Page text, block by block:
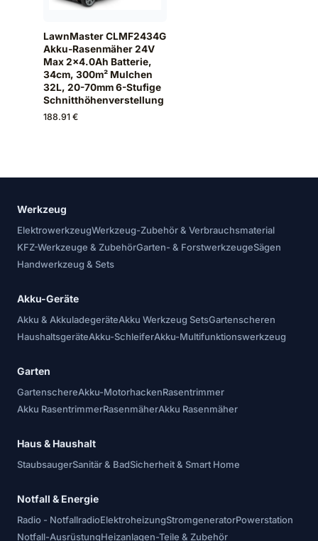
LawnMaster CLMF2434G
Akku-Rasenmäher 24V
Max 2x4.0Ah Batterie,
34cm, 300m² Mulchen
32L, 20-70mm 6-Stufige
Schnitthöhenverstellung
188.91 €
Werkzeug
ElektrowerkzeugWerkzeug-Zubehör & Verbrauchsmaterial
KFZ-Werkzeuge & ZubehörGarten- & ForstwerkzeugeSägen
Handwerkzeug & Sets
Akku-Geräte
Akku & AkkuladegeräteAkku Werkzeug SetsGartenscheren
HaushaltsgeräteAkku-SchleiferAkku-Multifunktionswerkzeug
Garten
GartenschereAkku-MotorhackenRasentrimmer
Akku RasentrimmerRasenmäherAkku Rasenmäher
Haus & Haushalt
StaubsaugerSanitär & BadSicherheit & Smart Home
Notfall & Energie
Radio - NotfallradioElektroheizungStromgeneratorPowerstation
Notfall-AusrüstungHeizanlagen-Teile & Zubehör